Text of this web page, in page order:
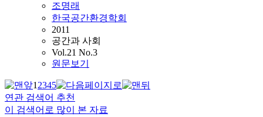
조명래
한국공간환경학회
2011
공간과 사회
Vol.21 No.3
원문보기
12345
연관 검색어 추천
이 검색어로 많이 본 자료